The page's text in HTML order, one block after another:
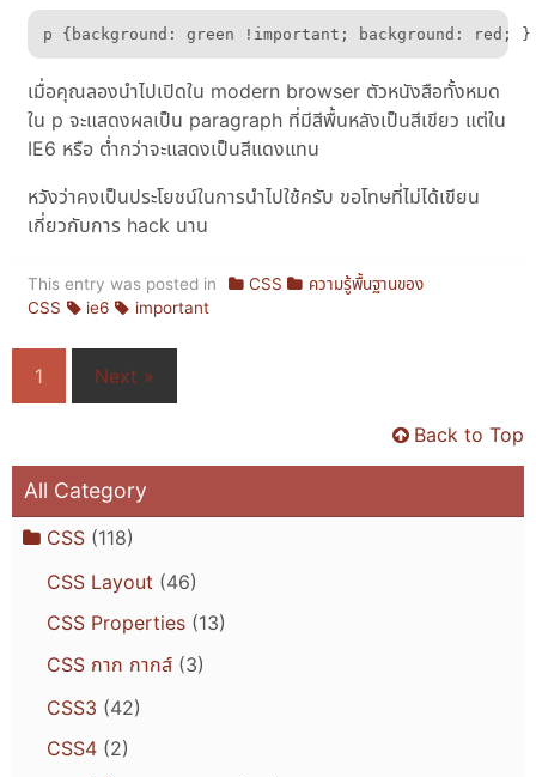
p {background: green !important; background: red; }
เมื่อคุณลองนำไปเปิดใน modern browser ตัวหนังสือทั้งหมด
ใน p จะแสดงผลเป็น paragraph ที่มีสีพื้นหลังเป็นสีเขียว แต่ใน
IE6 หรือ ต่ำกว่าจะแสดงเป็นสีแดงแทน
หวังว่าคงเป็นประโยชน์ในการนำไปใช้ครับ ขอโทษที่ไม่ได้เขียน
เกี่ยวกับการ hack นาน
This entry was posted in CSS
ความรู้พื้นฐานของ
CSS
ie6 important
1 Next »
Back to Top
All Category
CSS(118)
CSS Layout (46)
CSS Properties(13)
CSS กาก กากส์(3)
CSS3 (42)
CSS4(2)